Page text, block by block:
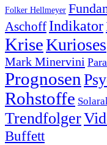
Folker Hellmeyer
Aschoff Indikator
KriseKurioses
Mark Minervini
Prognosen
Rohstoffe
Trendfolger
Buffett